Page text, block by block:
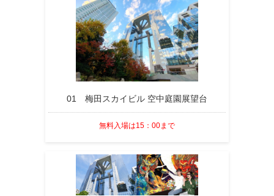
01 梅田スカイビル 空中庭園展望台
無料入場は15：00まで